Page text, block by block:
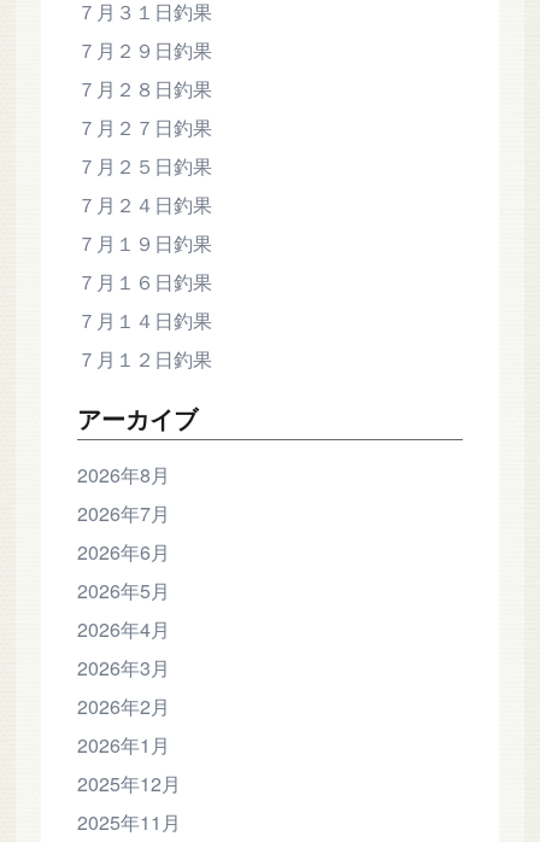
７月３１日釣果
７月２９日釣果
７月２８日釣果
７月２７日釣果
７月２５日釣果
７月２４日釣果
７月１９日釣果
７月１６日釣果
７月１４日釣果
７月１２日釣果
アーカイブ
2026年8月
2026年7月
2026年6月
2026年5月
2026年4月
2026年3月
2026年2月
2026年1月
2025年12月
2025年11月